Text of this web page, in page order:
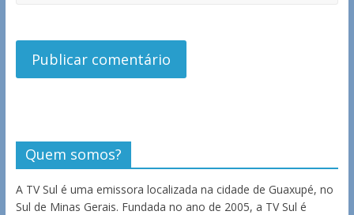
Quem somos?
A TV Sul é uma emissora localizada na cidade de Guaxupé, no
Sul de Minas Gerais. Fundada no ano de 2005, a TV Sul é